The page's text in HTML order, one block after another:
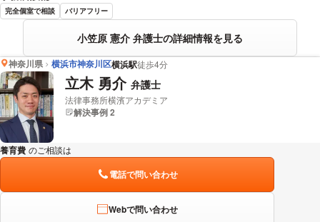
完全個室で相談 バリアフリー
小笠原 憲介 弁護士の詳細情報を見る
神奈川県 横浜市神奈川区横浜駅徒歩4分
立木 勇介 弁護士
法律事務所横濱アカデミア
解決事例 2
養育費 のご相談は
電話で問い合わせ
Webで問い合わせ